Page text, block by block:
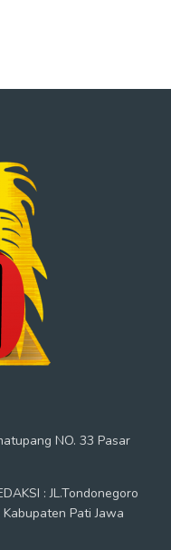
NO. 33 Pasar
: JL.Tondonegoro
Pati Jawa